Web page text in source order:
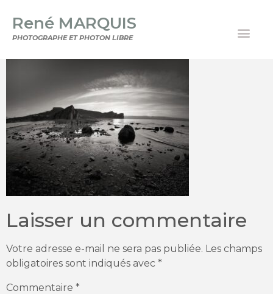
René MARQUIS
PHOTOGRAPHE ET PHOTON LIBRE
Laisser un commentaire
Votre adresse e-mail ne sera pas publiée. Les champs
obligatoires sont indiqués avec *
Commentaire *